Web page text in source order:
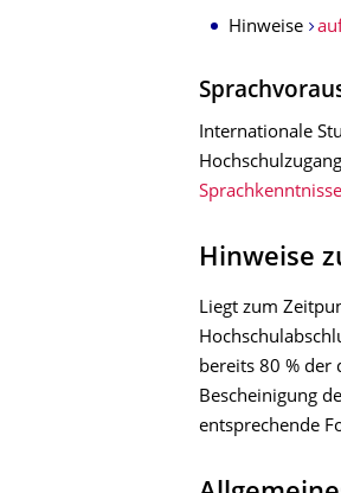
Hinweise
Internationale
Sprachkenntnisse
Hinweise
Liegt zum
bereits 80 % der
Bescheinigung
entsprechende